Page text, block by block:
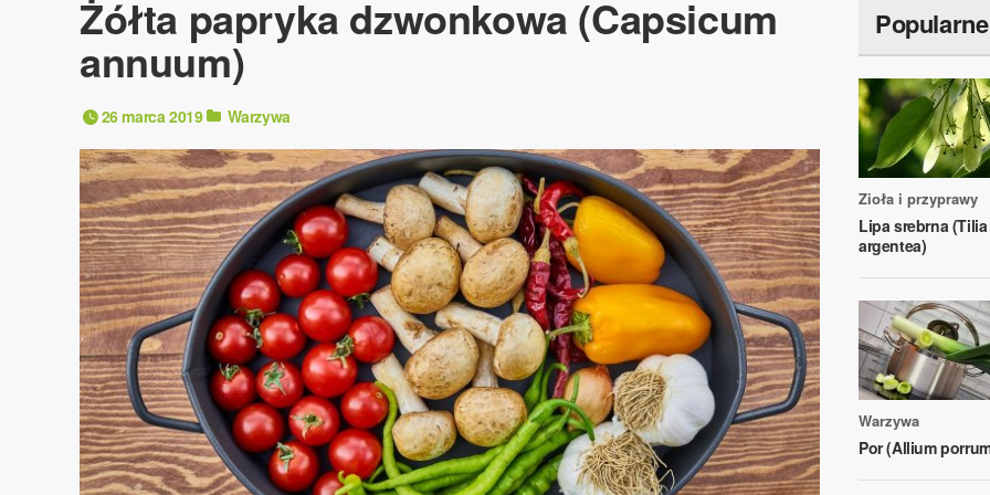
Żółta papryka dzwonkowa (Capsicum
annuum)
26 marca 2019 Warzywa
Popularne
Zioła i przyprawy
Lipa srebrna (Tilia
argentea)
Warzywa
Por (Allium